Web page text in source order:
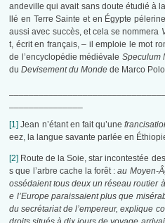
andeville qui avait sans doute étudié à
llé en Terre Sainte et en Égypte
aussi avec succès, et cela se nommera
t, écrit en français, – il emploie le mot
de l’encyclopédie médiévale Speculum
duDevisement du Mondede Marco
[1] Jean n’étant en fait qu’une
eez, la langue savante parlée en
[2] Route de la Soie, star incontestée
s que l’arbre cache la forêt :au Moyen-
ossédaient tous deux un réseau routier
e l’Europe paraissaient plus que
du secrétariat de l’empereur, explique